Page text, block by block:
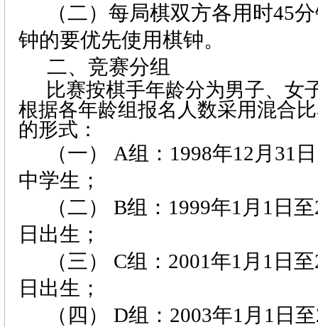
（二）每局棋双方各用时45
钟的要优先使用棋钟。
二、竞赛分组
比赛按棋手年龄分为男子、女
根据各年龄组报名人数采用混合
的形式：
（一） A组： 1998年12 月 31 日
中学生；
（二） B组： 1999年1 月 1 日 至
日 出生；
（三） C组： 2001年1 月 1 日 至
日 出生；
（四） D组： 2003年1 月 1 日 至